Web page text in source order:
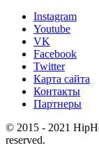
Instagram
Youtube
VK
Facebook
Twitter
Карта сайта
Контакты
Партнеры
© 2015 - 2021
reserved.